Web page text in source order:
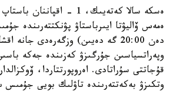
ەسكە سالا كەتەيىك، 1 -
دەن 20:00 گە دەيىن) وزگەرەدى جانە
وپەراتسياسىن جۇرگىزۋ كەزىندە جەكە
قۇجاتتى سۇراتادى. اەروپورتتاردا،
وتكىزۋ بەكەتتەرىندە تاۋلىك بويى جۇمىس